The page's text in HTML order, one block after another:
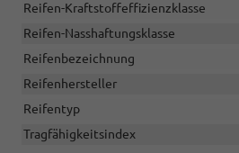
Reifen-Kraftstoffeffizienzklasse
Reifen-Nasshaftungsklasse
Reifenbezeichnung
Reifenhersteller
Reifentyp
Tragfähigkeitsindex